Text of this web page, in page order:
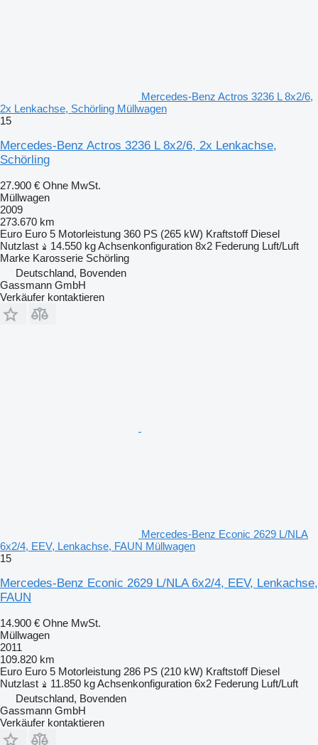
Mercedes-Benz Actros 3236 L 8x2/6,
2x Lenkachse, Schörling Müllwagen
15
Mercedes-Benz Actros 3236 L 8x2/6, 2x Lenkachse,
Schörling
27.900 € Ohne MwSt.
Müllwagen
2009
273.670 km
Euro Euro 5 Motorleistung 360 PS (265 kW) Kraftstoff Diesel
Nutzlast
14.550 kgAchsenkonfiguration 8x2 Federung Luft/Luft
Marke Karosserie Schörling
Deutschland, Bovenden
Gassmann GmbH
Verkäufer kontaktieren
Mercedes-Benz Econic 2629 L/NLA
6x2/4, EEV, Lenkachse, FAUN Müllwagen
15
Mercedes-Benz Econic 2629 L/NLA 6x2/4, EEV, Lenkachse,
FAUN
14.900 € Ohne MwSt.
Müllwagen
2011
109.820 km
Euro Euro 5 Motorleistung 286 PS (210 kW) Kraftstoff Diesel
Nutzlast
11.850 kgAchsenkonfiguration 6x2 Federung Luft/Luft
Deutschland, Bovenden
Gassmann GmbH
Verkäufer kontaktieren